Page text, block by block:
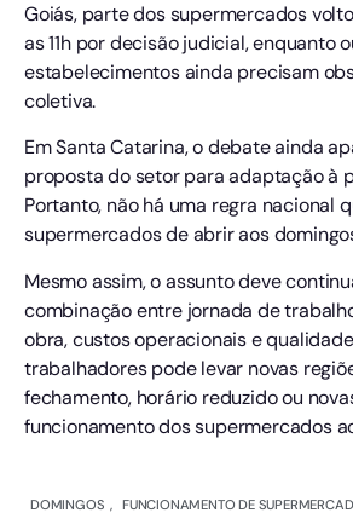
Goiás, parte dos supermercados
as 11h por decisão judicial, enquanto
estabelecimentos ainda precisam
coletiva.
Em Santa Catarina, o debate ainda
proposta do setor para adaptação à
Portanto, não há uma regra nacional
supermercados de abrir aos
Mesmo assim, o assunto deve
combinação entre jornada de
obra, custos operacionais e
trabalhadores pode levar novas
fechamento, horário reduzido ou
funcionamento dos supermercados
DOMINGOS FUNCIONAMENTO DE